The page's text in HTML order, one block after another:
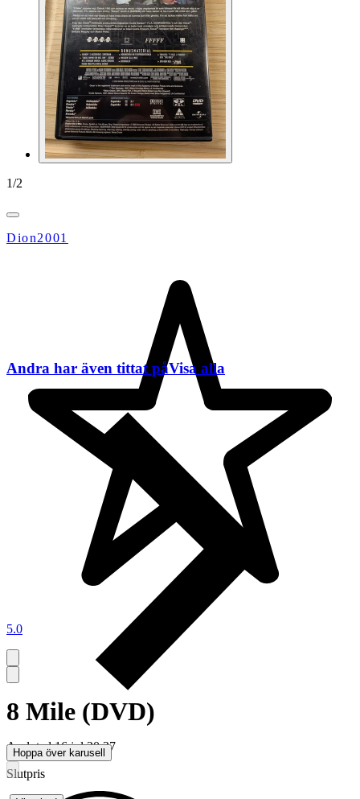
1/2
Dion2001
5.0
8 Mile (DVD)
Avslutad 16 jul 20:27
Slutpris
Andra har även tittat påVisa alla
Hoppa över karusell